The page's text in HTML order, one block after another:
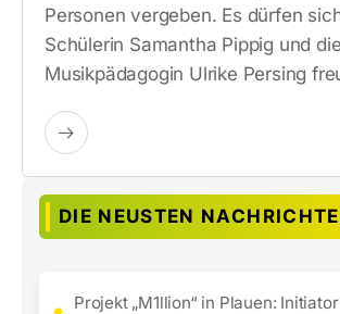
Personen vergeben. Es dürfen
Schülerin Samantha Pippig und die
Musikpädagogin Ulrike Persing
DIE NEUSTEN
Projekt „M1llion“ in Plauen: